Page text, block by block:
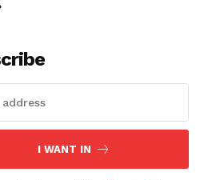
I WANT IN